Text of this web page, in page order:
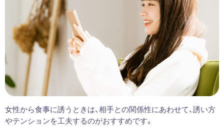
女性から食事に誘うときは、相手との関係性にあわせて、誘い方
やテンションを工夫するのがおすすめです。